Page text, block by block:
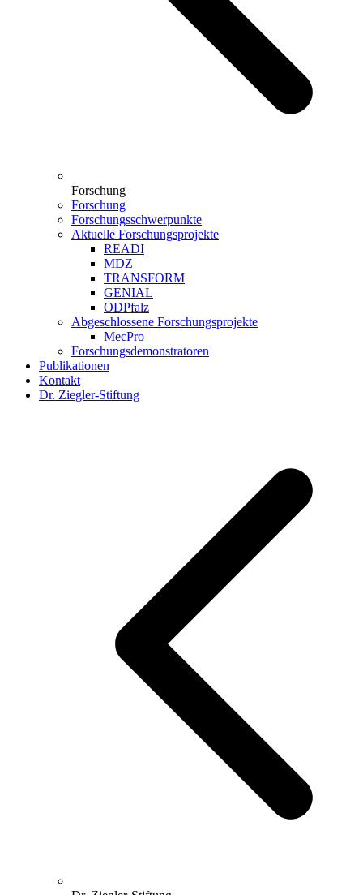
Forschung
Forschung
Forschungsschwerpunkte
Aktuelle Forschungsprojekte
READI
MDZ
TRANSFORM
GENIAL
ODPfalz
Abgeschlossene Forschungsprojekte
MecPro
Forschungsdemonstratoren
Publikationen
Kontakt
Dr. Ziegler-Stiftung